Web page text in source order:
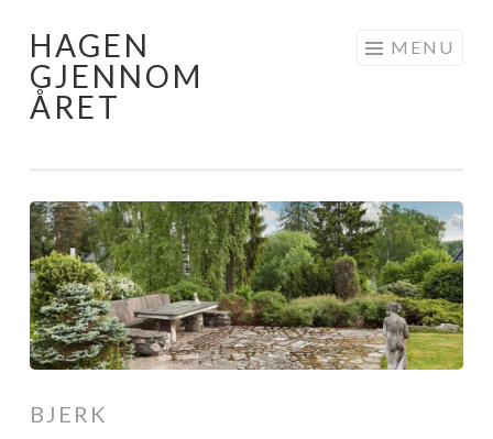
Skip
to
content
HAGEN
GJENNOM
ÅRET
MENU
BJERK